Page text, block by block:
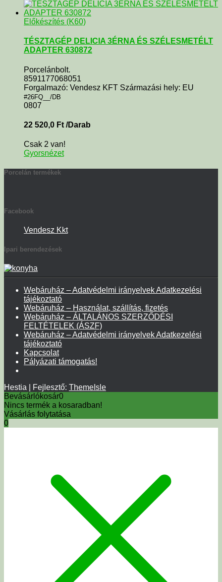
Előkészítés (K60)
TÉSZTAGÉP DELICIA 3ÉRNA ÉS SZÉLESMETÉLT
ADAPTER 630872
Porcelánbolt.
8591177068051
Forgalmazó: Vendesz KFT Származási hely: EU
#26FQ__/DB
0807
22 520,0 Ft /Darab
Csak 2 van!
Gyorsnézet
Porcelán termékek
Facebook
Vendesz Kkt
Ipari berendezések
Webáruház – Adatvédelmi irányelvek Adatkezelési
tájékoztató
Webáruház – Használat, szállítás, fizetés
Webáruház – ÁLTALÁNOS SZERZŐDÉSI
FELTÉTELEK (ÁSZF)
Webáruház – Adatvédelmi irányelvek Adatkezelési
tájékoztató
Kapcsolat
Pályázati támogatás!
Hestia | Fejlesztő: ThemeIsle
Bevásárlókosár0
Nincs termék a kosaradban!
Vásárlás folytatása
0